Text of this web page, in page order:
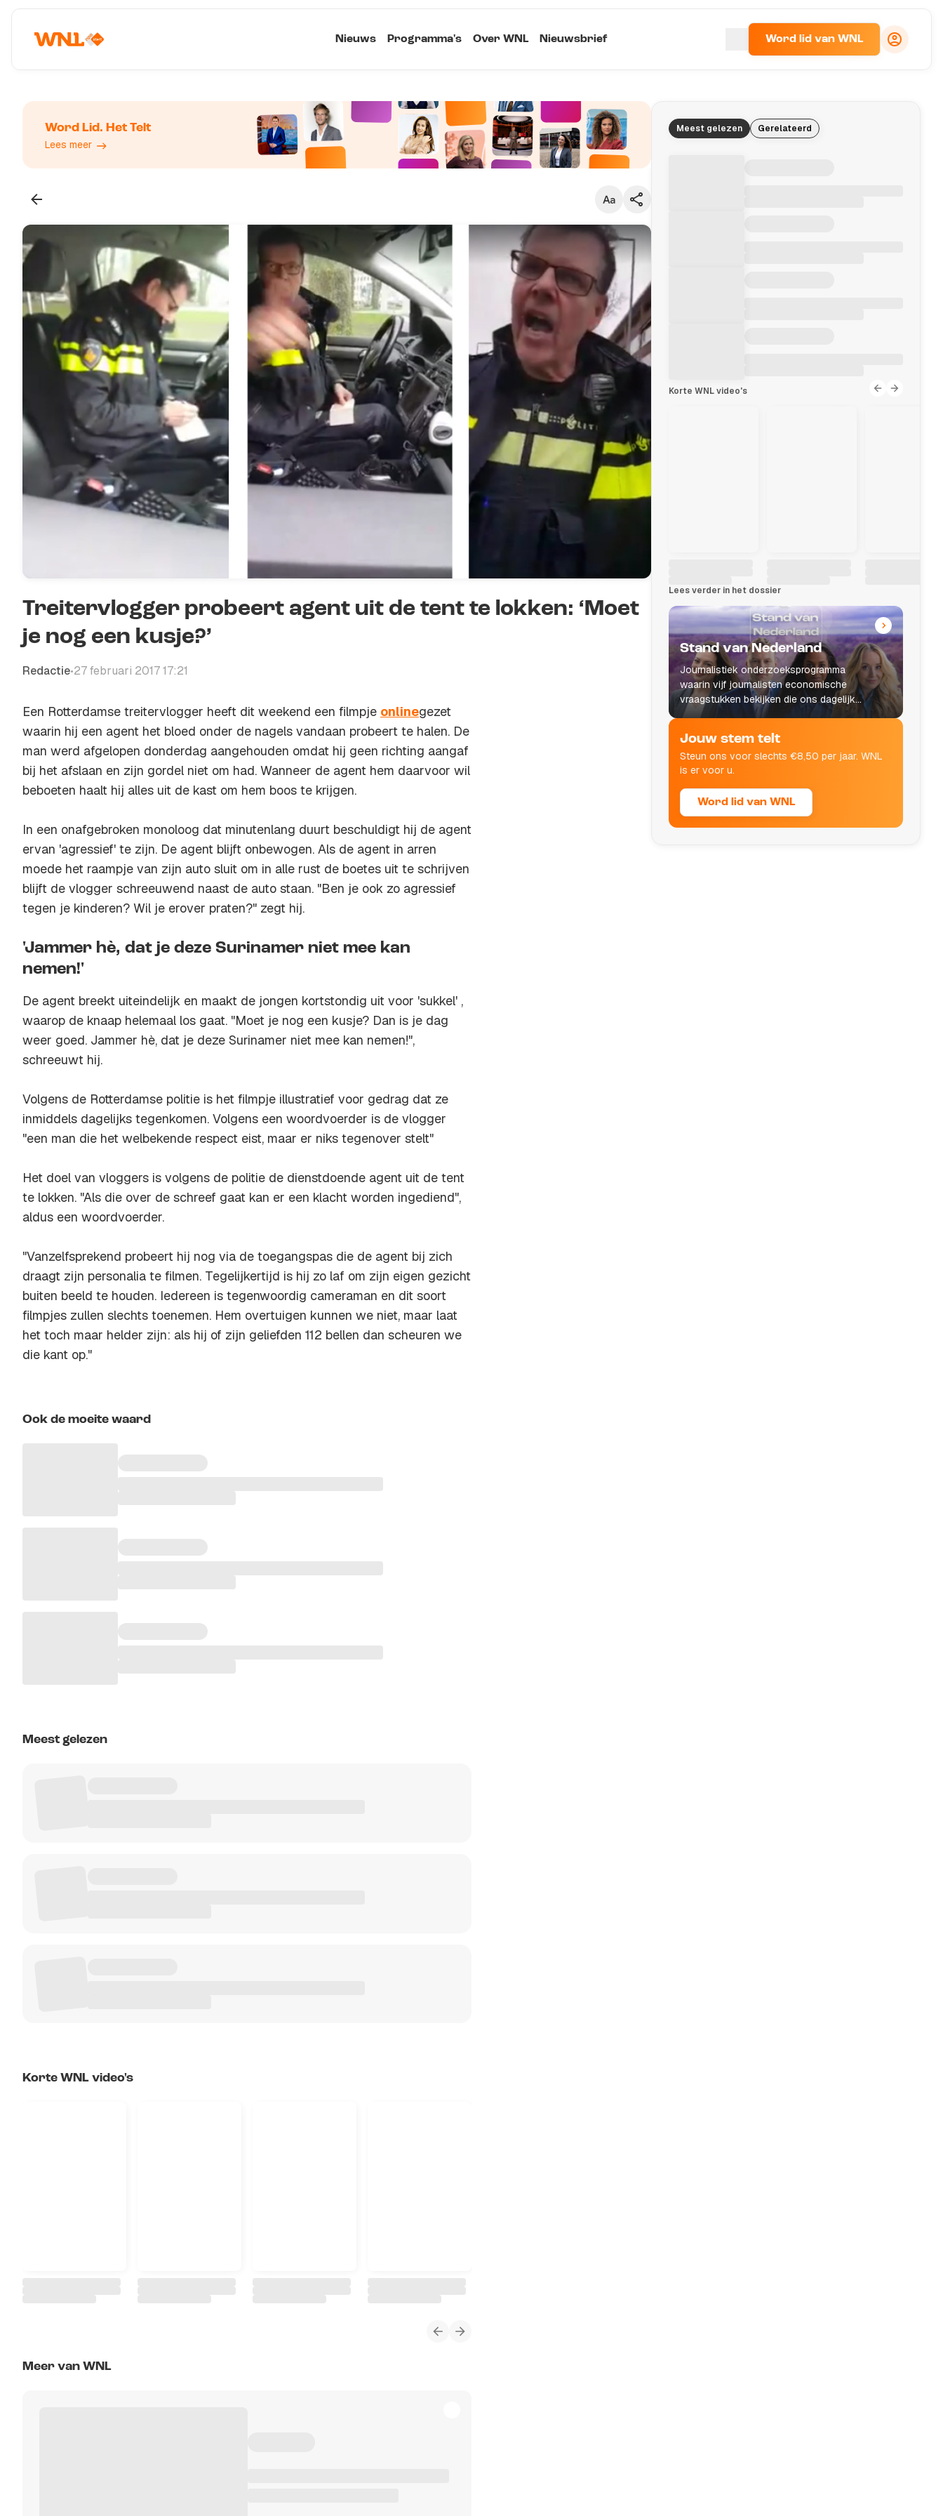
Nieuws Programma's Over WNL Nieuwsbrief Word lid van WNL
Word Lid. Het Telt
Lees meer
Standaard
Groot
Kopieer link
Treitervlogger probeert agent uit de tent te lokken: ‘Moet
je nog een kusje?’
Redactie•27 februari 2017 17:21
Een Rotterdamse treitervlogger heeft dit weekend een filmpje onlinegezet
waarin hij een agent het bloed onder de nagels vandaan probeert te halen. De
man werd afgelopen donderdag aangehouden omdat hij geen richting aangaf
bij het afslaan en zijn gordel niet om had. Wanneer de agent hem daarvoor wil
beboeten haalt hij alles uit de kast om hem boos te krijgen.
In een onafgebroken monoloog dat minutenlang duurt beschuldigt hij de agent
ervan 'agressief' te zijn. De agent blijft onbewogen. Als de agent in arren
moede het raampje van zijn auto sluit om in alle rust de boetes uit te schrijven
blijft de vlogger schreeuwend naast de auto staan. "Ben je ook zo agressief
tegen je kinderen? Wil je erover praten?" zegt hij.
'Jammer hè, dat je deze Surinamer niet mee kan
nemen!'
De agent breekt uiteindelijk en maakt de jongen kortstondig uit voor 'sukkel' ,
waarop de knaap helemaal los gaat. "Moet je nog een kusje? Dan is je dag
weer goed. Jammer hè, dat je deze Surinamer niet mee kan nemen!",
schreeuwt hij.
Volgens de Rotterdamse politie is het filmpje illustratief voor gedrag dat ze
inmiddels dagelijks tegenkomen. Volgens een woordvoerder is de vlogger
"een man die het welbekende respect eist, maar er niks tegenover stelt"
Het doel van vloggers is volgens de politie de dienstdoende agent uit de tent
te lokken. "Als die over de schreef gaat kan er een klacht worden ingediend",
aldus een woordvoerder.
"Vanzelfsprekend probeert hij nog via de toegangspas die de agent bij zich
draagt zijn personalia te filmen. Tegelijkertijd is hij zo laf om zijn eigen gezicht
buiten beeld te houden. Iedereen is tegenwoordig cameraman en dit soort
filmpjes zullen slechts toenemen. Hem overtuigen kunnen we niet, maar laat
het toch maar helder zijn: als hij of zijn geliefden 112 bellen dan scheuren we
die kant op."
Ook de moeite waard
Meest gelezen
Korte WNL video's
Meer van WNL
Meest gelezen Gerelateerd
Korte WNL video's
Lees verder in het dossier
Stand van Nederland
Journalistiek onderzoeksprogramma
waarin vijf journalisten economische
vraagstukken bekijken die ons dagelijks
leven raken.
Jouw stem telt
Steun ons voor slechts €8,50 per jaar. WNL
is er voor u.
Word lid van WNL